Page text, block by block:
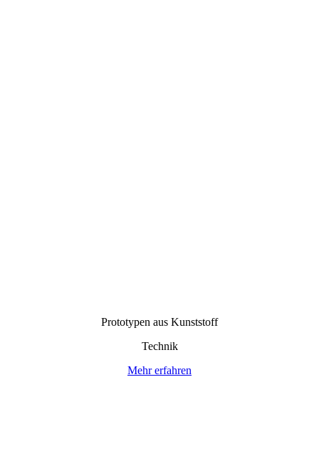
Prototypen aus Kunststoff
Technik
Mehr erfahren